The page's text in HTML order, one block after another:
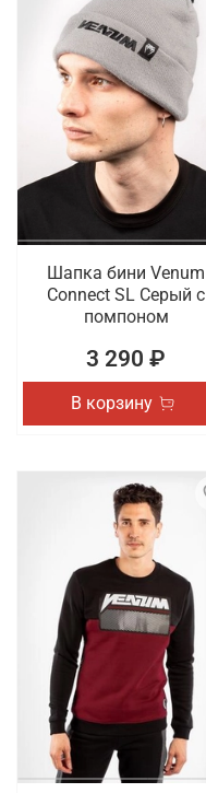
Шапка бини Venum
Connect SL Серый с
помпоном
3 290 ₽
В корзину